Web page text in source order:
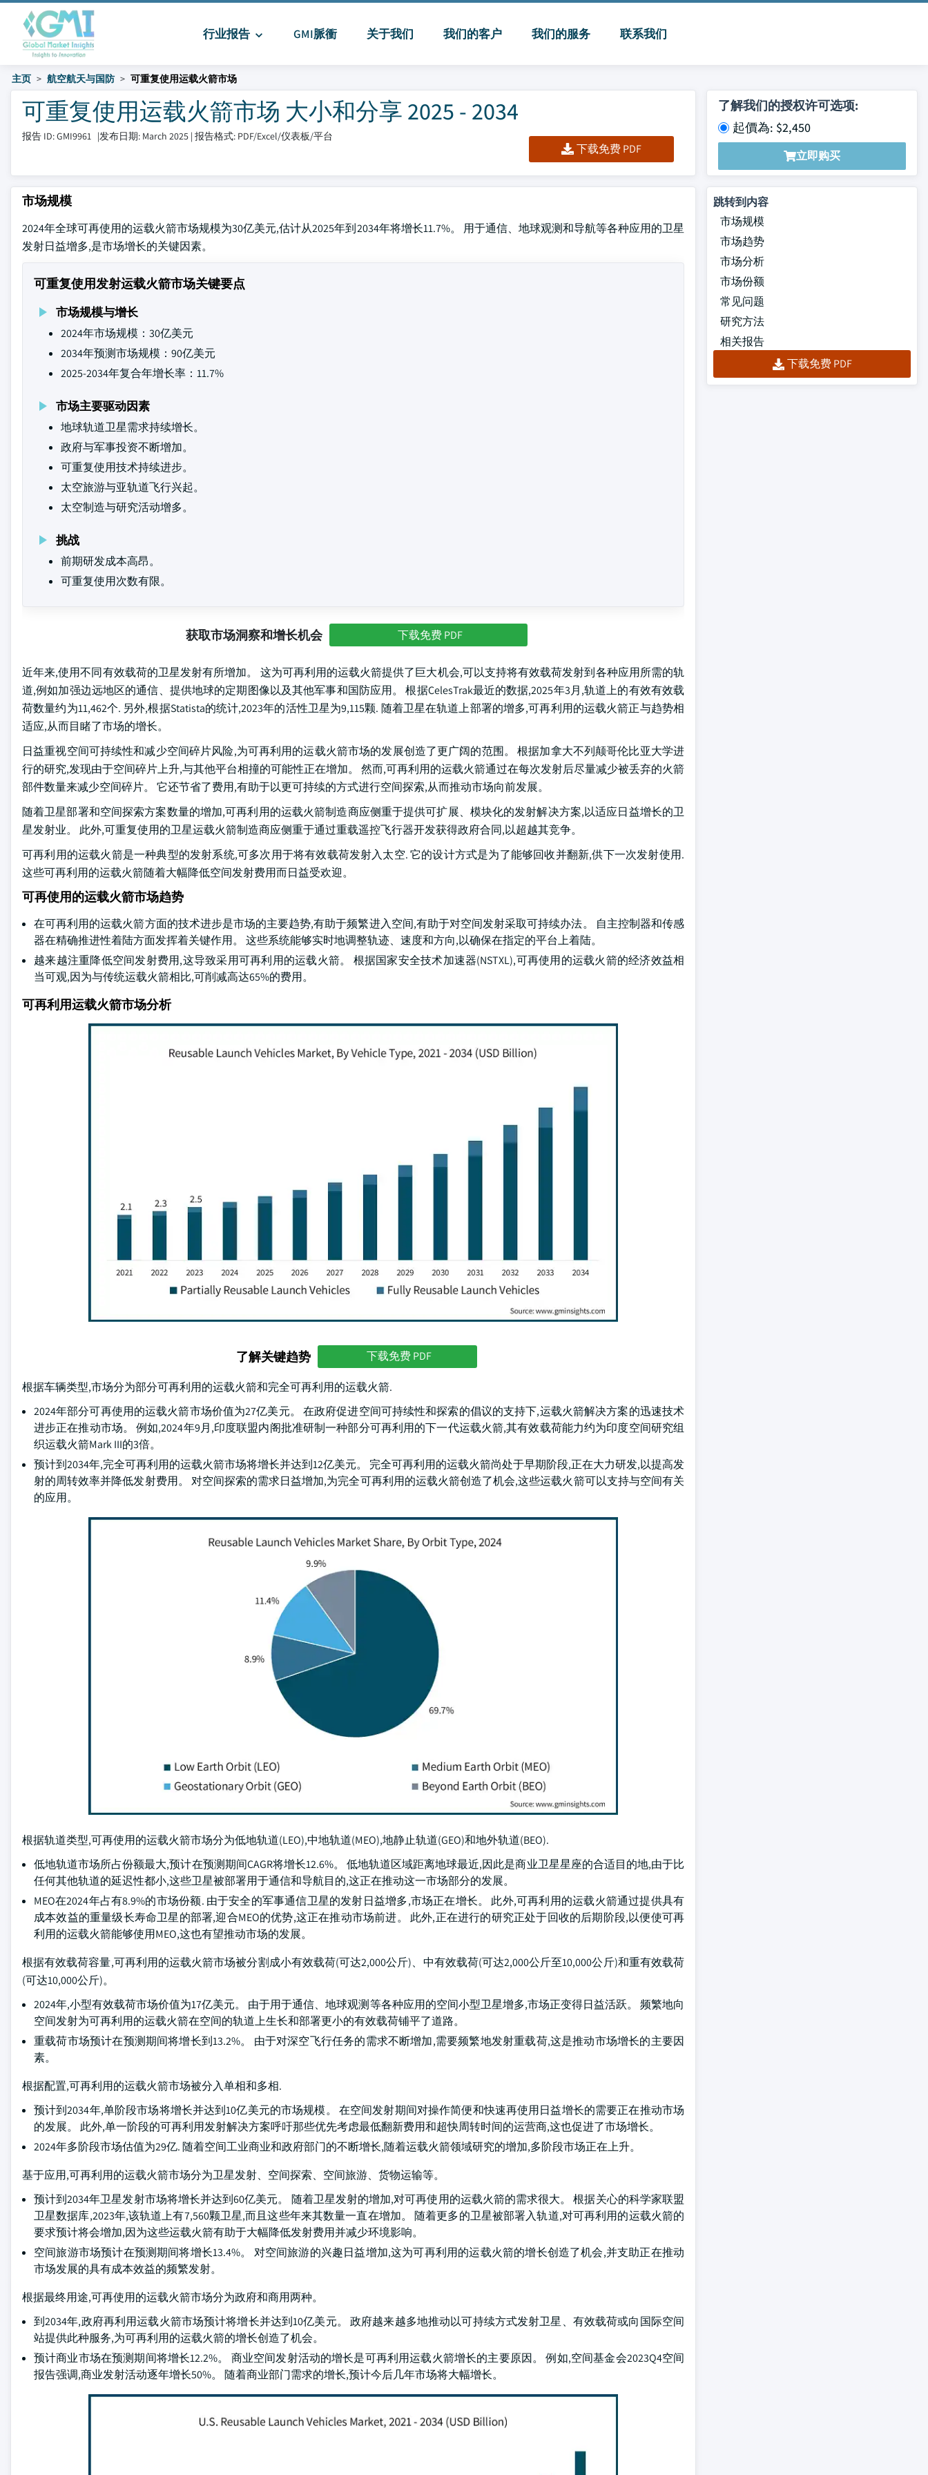
行业报告 GMI脈衝 关于我们 我们的客户 我们的服务 联系我们
主页 航空航天与国防 可重复使用运载火箭市场
可重复使用运载火箭市场 大小和分享 2025 - 2034
报告 ID: GMI9961 |发布日期: March 2025 | 报告格式: PDF/Excel/仪表板/平台
下载免费 PDF
了解我们的授权许可选项:
起價為: $2,450
立即购买
市场规模
2024年全球可再使用的运载火箭市场规模为30亿美元,估计从2025年到2034年将增长11.7%。 用于通信、地球观测和导航等各种应用的卫星
发射日益增多,是市场增长的关键因素。
可重复使用发射运载火箭市场关键要点
市场规模与增长
2024年市场规模：30亿美元
2034年预测市场规模：90亿美元
2025-2034年复合年增长率：11.7%
市场主要驱动因素
地球轨道卫星需求持续增长。
政府与军事投资不断增加。
可重复使用技术持续进步。
太空旅游与亚轨道飞行兴起。
太空制造与研究活动增多。
挑战
前期研发成本高昂。
可重复使用次数有限。
获取市场洞察和增长机会 下载免费 PDF
近年来,使用不同有效载荷的卫星发射有所增加。 这为可再利用的运载火箭提供了巨大机会,可以支持将有效载荷发射到各种应用所需的轨
道,例如加强边远地区的通信、提供地球的定期图像以及其他军事和国防应用。 根据CelesTrak最近的数据,2025年3月,轨道上的有效有效载
荷数量约为11,462个. 另外,根据Statista的统计,2023年的活性卫星为9,115颗. 随着卫星在轨道上部署的增多,可再利用的运载火箭正与趋势相
适应,从而目睹了市场的增长。
日益重视空间可持续性和减少空间碎片风险,为可再利用的运载火箭市场的发展创造了更广阔的范围。 根据加拿大不列颠哥伦比亚大学进
行的研究,发现由于空间碎片上升,与其他平台相撞的可能性正在增加。 然而,可再利用的运载火箭通过在每次发射后尽量减少被丢弃的火箭
部件数量来减少空间碎片。 它还节省了费用,有助于以更可持续的方式进行空间探索,从而推动市场向前发展。
随着卫星部署和空间探索方案数量的增加,可再利用的运载火箭制造商应侧重于提供可扩展、模块化的发射解决方案,以适应日益增长的卫
星发射业。 此外,可重复使用的卫星运载火箭制造商应侧重于通过重载遥控飞行器开发获得政府合同,以超越其竞争。
可再利用的运载火箭是一种典型的发射系统,可多次用于将有效载荷发射入太空. 它的设计方式是为了能够回收并翻新,供下一次发射使用.
这些可再利用的运载火箭随着大幅降低空间发射费用而日益受欢迎。
可再使用的运载火箭市场趋势
在可再利用的运载火箭方面的技术进步是市场的主要趋势,有助于频繁进入空间,有助于对空间发射采取可持续办法。 自主控制器和传感
器在精确推进性着陆方面发挥着关键作用。 这些系统能够实时地调整轨迹、速度和方向,以确保在指定的平台上着陆。
越来越注重降低空间发射费用,这导致采用可再利用的运载火箭。 根据国家安全技术加速器(NSTXL),可再使用的运载火箭的经济效益相
当可观,因为与传统运载火箭相比,可削减高达65%的费用。
可再利用运载火箭市场分析
了解关键趋势 下载免费 PDF
根据车辆类型,市场分为部分可再利用的运载火箭和完全可再利用的运载火箭.
2024年部分可再使用的运载火箭市场价值为27亿美元。 在政府促进空间可持续性和探索的倡议的支持下,运载火箭解决方案的迅速技术
进步正在推动市场。 例如,2024年9月,印度联盟内阁批准研制一种部分可再利用的下一代运载火箭,其有效载荷能力约为印度空间研究组
织运载火箭Mark III的3倍。
预计到2034年,完全可再利用的运载火箭市场将增长并达到12亿美元。 完全可再利用的运载火箭尚处于早期阶段,正在大力研发,以提高发
射的周转效率并降低发射费用。 对空间探索的需求日益增加,为完全可再利用的运载火箭创造了机会,这些运载火箭可以支持与空间有关
的应用。
根据轨道类型,可再使用的运载火箭市场分为低地轨道(LEO),中地轨道(MEO),地静止轨道(GEO)和地外轨道(BEO).
低地轨道市场所占份额最大,预计在预测期间CAGR将增长12.6%。 低地轨道区域距离地球最近,因此是商业卫星星座的合适目的地,由于比
任何其他轨道的延迟性都小,这些卫星被部署用于通信和导航目的,这正在推动这一市场部分的发展。
MEO在2024年占有8.9%的市场份额. 由于安全的军事通信卫星的发射日益增多,市场正在增长。 此外,可再利用的运载火箭通过提供具有
成本效益的重量级长寿命卫星的部署,迎合MEO的优势,这正在推动市场前进。 此外,正在进行的研究正处于回收的后期阶段,以便使可再
利用的运载火箭能够使用MEO,这也有望推动市场的发展。
根据有效载荷容量,可再利用的运载火箭市场被分割成小有效载荷(可达2,000公斤)、中有效载荷(可达2,000公斤至10,000公斤)和重有效载荷
(可达10,000公斤)。
2024年,小型有效载荷市场价值为17亿美元。 由于用于通信、地球观测等各种应用的空间小型卫星增多,市场正变得日益活跃。 频繁地向
空间发射为可再利用的运载火箭在空间的轨道上生长和部署更小的有效载荷铺平了道路。
重载荷市场预计在预测期间将增长到13.2%。 由于对深空飞行任务的需求不断增加,需要频繁地发射重载荷,这是推动市场增长的主要因
素。
根据配置,可再利用的运载火箭市场被分入单相和多相.
预计到2034年,单阶段市场将增长并达到10亿美元的市场规模。 在空间发射期间对操作简便和快速再使用日益增长的需要正在推动市场
的发展。 此外,单一阶段的可再利用发射解决方案呼吁那些优先考虑最低翻新费用和超快周转时间的运营商,这也促进了市场增长。
2024年多阶段市场估值为29亿. 随着空间工业商业和政府部门的不断增长,随着运载火箭领域研究的增加,多阶段市场正在上升。
基于应用,可再利用的运载火箭市场分为卫星发射、空间探索、空间旅游、货物运输等。
预计到2034年卫星发射市场将增长并达到60亿美元。 随着卫星发射的增加,对可再使用的运载火箭的需求很大。 根据关心的科学家联盟
卫星数据库,2023年,该轨道上有7,560颗卫星,而且这些年来其数量一直在增加。 随着更多的卫星被部署入轨道,对可再利用的运载火箭的
要求预计将会增加,因为这些运载火箭有助于大幅降低发射费用并减少环境影响。
空间旅游市场预计在预测期间将增长13.4%。 对空间旅游的兴趣日益增加,这为可再利用的运载火箭的增长创造了机会,并支助正在推动
市场发展的具有成本效益的频繁发射。
根据最终用途,可再使用的运载火箭市场分为政府和商用两种。
到2034年,政府再利用运载火箭市场预计将增长并达到10亿美元。 政府越来越多地推动以可持续方式发射卫星、有效载荷或向国际空间
站提供此种服务,为可再利用的运载火箭的增长创造了机会。
预计商业市场在预测期间将增长12.2%。 商业空间发射活动的增长是可再利用运载火箭增长的主要原因。 例如,空间基金会2023Q4空间
报告强调,商业发射活动逐年增长50%。 随着商业部门需求的增长,预计今后几年市场将大幅增长。
跳转到内容
市场规模
市场趋势
市场分析
市场份额
常见问题
研究方法
相关报告
下载免费 PDF